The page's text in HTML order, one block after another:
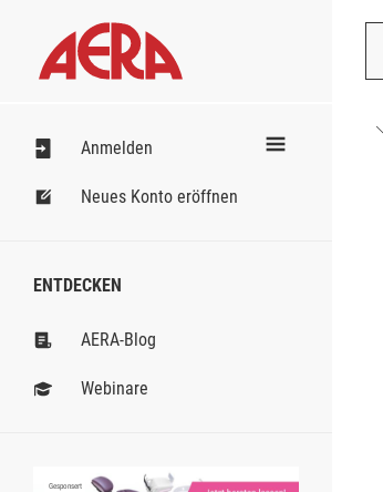
Anmelden
Neues Konto eröffnen
ENTDECKEN
AERA-Blog
Webinare
Gesponsert